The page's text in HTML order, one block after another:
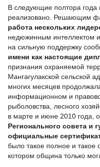
В следующие полтора года
реализовано. Решающим
работа нескольких
недюжинным интеллектом
на сильную поддержку
имени как настоящие
признания охраняемой
Мангагулакской сельской
многих месяцев
информационном и
рыболовства, лесного
в марте и июне 2010 года,
Регионального совета и
официальные
было такое полное и
котором община только